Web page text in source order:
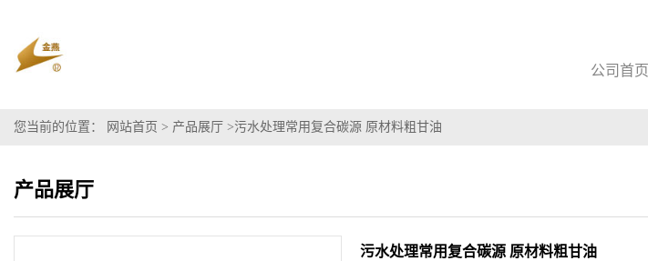
公司首页
您当前的位置： 网站首页 > 产品展厅 >污水处理常用复合碳源 原材料粗甘油
产品展厅
污水处理常用复合碳源 原材料粗甘油